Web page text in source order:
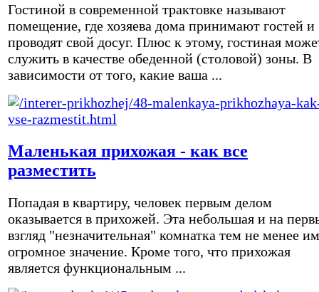
Гостиной в современной трактовке называют
помещение, где хозяева дома принимают гостей и
проводят свой досуг. Плюс к этому, гостиная
служить в качестве обеденной (столовой) зоны. В
зависимости от того, какие ваша ...
Маленькая прихожая - как все
разместить
Попадая в квартиру, человек первым делом
оказывается в прихожей. Эта небольшая и на
взгляд "незначительная" комнатка тем не менее
огромное значение. Кроме того, что прихожая
является функциональным ...